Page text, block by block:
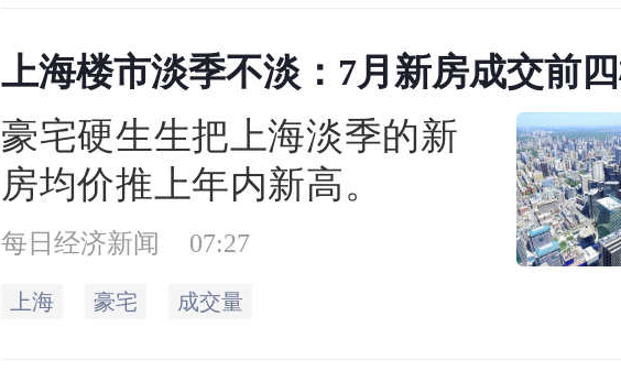
上海楼市淡季不淡：7月新房成交前
是“10万+”
豪宅硬生生把上海淡季的新
房均价推上年内新高。
每日经济新闻 07:27
上海 豪宅 成交量